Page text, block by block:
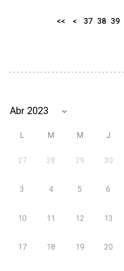
<< < 37 38 39
L M M J
27 28 29 30
3 4 5 6
10 11 12 13
17 18 19 20